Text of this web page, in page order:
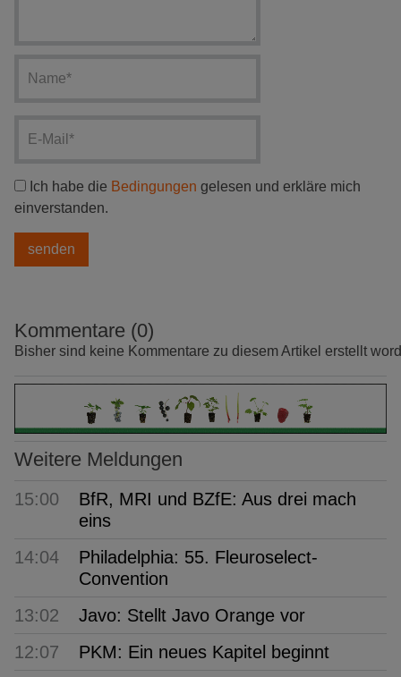
Ich habe die Bedingungen gelesen und erkläre mich
einverstanden.
Kommentare (0)
Bisher sind keine Kommentare zu diesem Artikel erstellt
Weitere Meldungen
15:00
BfR, MRI und BZfE: Aus drei mach
eins
14:04
Philadelphia: 55. Fleuroselect-
Convention
13:02
Javo: Stellt Javo Orange vor
12:07
PKM: Ein neues Kapitel beginnt